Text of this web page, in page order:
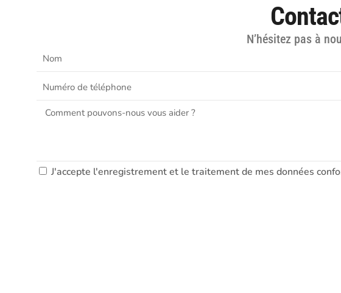
N’hésitez pas à
J'accepte l'enregistrement et le traitement de mes données